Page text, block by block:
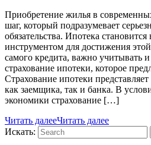
Приобретение жилья в
шаг, который подразумевает
обязательства. Ипотека
инструментом для достижения
самого кредита, важно учитывать
страхование ипотеки, которое
Страхование ипотеки
как заемщика, так и банка. В
экономики страхование […]
Читать далееЧитать далее
Искать: